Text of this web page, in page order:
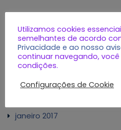
setembro 2022
março 2020
fevereiro 2020
janeiro 2017
Utilizamos cookies
semelhantes de acordo
Privacidade e ao nosso
continuar navegando,
condições.
Configurações de Cookie